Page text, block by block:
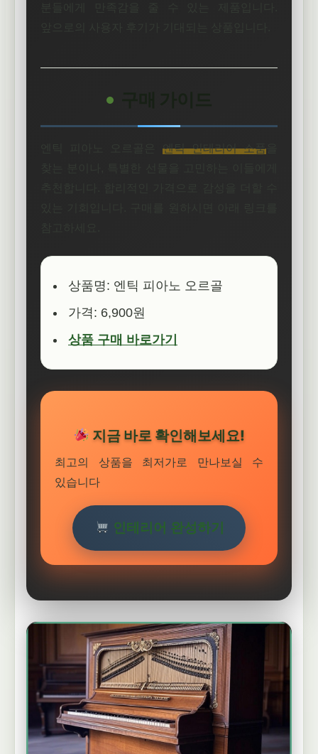
엔틱 인테리어 소품
상품명: 엔틱 피아노 오르골
가격: 6,900원
상품 구매 바로가기
지금 바로 확인해보세요!
최고의 상품을 최저가로 만나보실 수
있습니다
인테리어 완성하기